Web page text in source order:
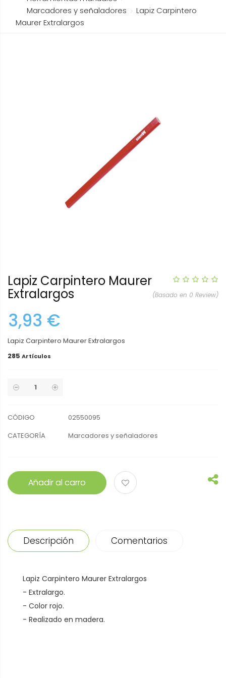
Marcadores y señaladores
Lapiz Carpintero
Maurer Extralargos
(Basado en 0 Review)
Lapiz Carpintero Maurer
Extralargos
3,93 €
Lapiz Carpintero Maurer Extralargos
285 Artículos
CÓDIGO
02550095
CATEGORÍA
Marcadores y señaladores
Añadir al carro
Descripción Comentarios
Lapiz Carpintero Maurer Extralargos
- Extralargo.
- Color rojo.
- Realizado en madera.